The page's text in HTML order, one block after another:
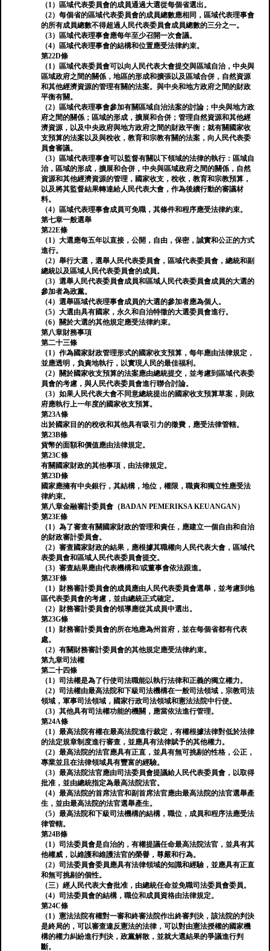
（1）區域代表委員會的成員通過大選從每個省選出。
（2）每個省的區域代表委員會的成員總數應相同，區域代表理事會
的所有成員總數不得超過人民代表委員會成員總數的三分之一。
（3）區域代表理事會應每年至少召開一次會議。
（4）區域代表理事會的結構和位置應受法律約束。
第22D條
（1）區域代表委員會可以向人民代表大會提交與區域自治，中央與
區域政府之間的關係，地區的形成和擴張以及區域合併，自然資源
和其他經濟資源的管理有關的法案。與中央和地方政府之間的財政
平衡有關。
（2）區域代表理事會參加有關區域自治法案的討論；中央與地方政
府之間的關係；區域的形成，擴展和合併；管理自然資源和其他經
濟資源，以及中央政府與地方政府之間的財政平衡；就有關國家收
支預算的法案以及與稅收，教育和宗教有關的法案，向人民代表委
員會審議。
（3）區域代表理事會可以監督有關以下領域的法律的執行：區域自
治，區域的形成，擴展和合併，中央與區域政府之間的關係，自然
資源和其他經濟資源的管理，國家收支，稅收，教育和宗教預算，
以及將其監督結果轉達給人民代表大會，作為後續行動的審議材
料。
（4）區域代表理事會成員可免職，其條件和程序應受法律約束。
第七章一般選舉
第22E條
（1）大選應每五年以直接，公開，自由，保密，誠實和公正的方式
進行。
（2）舉行大選，選舉人民代表委員會，區域代表委員會，總統和副
總統以及區域人民代表委員會的成員。
（3）選舉人民代表委員會成員和區域人民代表委員會成員的大選的
參加者為政黨。
（4）選舉區域代表理事會成員的大選的參加者應為個人。
（5）大選由具有國家，永久和自治特徵的大選委員會進行。
（6）關於大選的其他規定應受法律約束。
第八章財務事項
第二十三條
（1）作為國家財政管理形式的國家收支預算，每年應由法律規定，
並應透明，負責地執行，以實現人民的最佳福利。
（2）關於國家收支預算的法案應由總統提交，並考慮到區域代表委
員會的考慮，與人民代表委員會進行聯合討論。
（3）如果人民代表大會不同意總統提出的國家收支預算草案，則政
府應執行上一年度的國家收支預算。
第23A條
出於國家目的的稅收和其他具有吸引力的徵費，應受法律管轄。
第23B條
貨幣的面額和價值應由法律規定。
第23C條
有關國家財政的其他事項，由法律規定。
第23D條
國家應擁有中央銀行，其結構，地位，權限，職責和獨立性應受法
律約束。
第八章金融審計委員會（BADAN PEMERIKSA KEUANGAN）
第23E條
（1）為了審查有關國家財政的管理和責任，應建立一個自由和自治
的財政審計委員會。
（2）審查國家財政的結果，應根據其職權向人民代表大會，區域代
表委員會和區域人民代表委員會提交。
（3）審查結果應由代表機構和/或董事會依法跟進。
第23F條
（1）財務審計委員會的成員應由人民代表委員會選舉，並考慮到地
區代表委員會的考慮，並由總統正式確定。
（2）財務審計委員會的領導應從其成員中選出。
第23G條
（1）財務審計委員會的所在地應為州首府，並在每個省都有代表
處。
（2）有關財務審計委員會的其他規定應受法律約束。
第九章司法權
第二十四條
（1）司法權是為了行使司法職能以執行法律和正義的獨立權力。
（2）司法權由最高法院和下級司法機構在一般司法領域，宗教司法
領域，軍事司法領域，國家行政司法領域和憲法法院中行使。
（3）其他具有司法權功能的機關，應當依法進行管理。
第24A條
（1）最高法院有權在最高法院進行裁定，有權根據法律對低於法律
的法定規章制度進行審查，並應具有法律賦予的其他權力。
（2）最高法院的法官應具有正直，並具有無可挑剔的性格，公正，
專業並且在法律領域具有豐富的經驗。
（3）最高法院法官應由司法委員會提議給人民代表委員會，以取得
批准，並由總統指定為最高法院法官。
（4）最高法院的首席法官和副首席法官應由最高法院的法官選舉產
生，並由最高法院的法官選舉產生。
（5）最高法院和下級司法機構的結構，職位，成員和程序法應受法
律管轄。
第24B條
（1）司法委員會是自治的，有權提議任命最高法院法官，並具有其
他權威，以維護和維護法官的榮譽，尊嚴和行為。
（2）司法委員會委員應具有法律領域的知識和經驗，並應具有正直
和無可挑剔的個性。
（三）經人民代表大會批准，由總統任命並免職司法委員會委員。
（4）司法委員會的結構，職位和成員資格由法律規定。
第24C條
（1）憲法法院有權對一審和終審法院作出終審判決，該法院的判決
是終局的，可以審查違反憲法的法律，可以對由憲法授權的國家機
構的權力糾紛進行判決，政黨解散，並就大選結果的爭議進行判
斷。